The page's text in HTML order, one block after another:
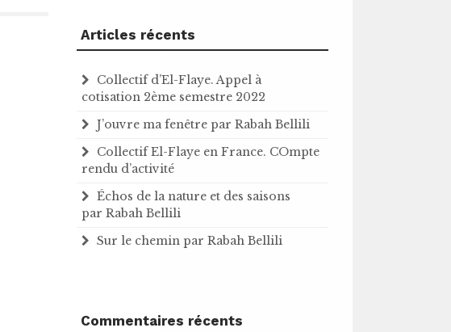
Articles récents
Collectif d’El-Flaye. Appel à
cotisation 2ème semestre 2022
J’ouvre ma fenêtre par Rabah Bellili
Collectif El-Flaye en France. COmpte
rendu d’activité
Échos de la nature et des saisons
par Rabah Bellili
Sur le chemin par Rabah Bellili
Commentaires récents